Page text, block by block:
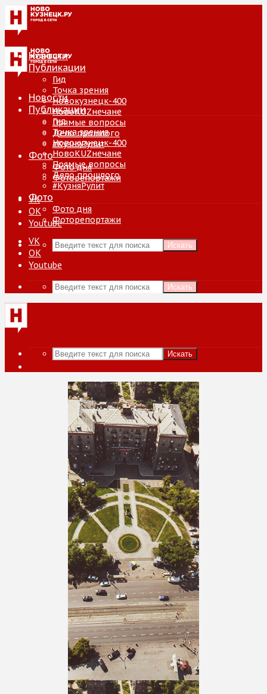
Новости
Публикации
Гид
Точка зрения
Новокузнецк-400
НовоKUZнечане
Прямые вопросы
Дело прошлого
#КузняРулит
Фото
Фото дня
Фоторепортажи
VK
ОК
Youtube
Искать
Новости
Публикации
Гид
Точка зрения
Новокузнецк-400
НовоKUZнечане
Прямые вопросы
Дело прошлого
#КузняРулит
Фото
Фото дня
Фоторепортажи
VK
ОК
Youtube
Искать
Искать